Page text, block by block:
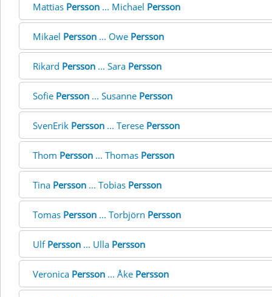
Mattias Persson ... Michael Persson
Mikael Persson ... Owe Persson
Rikard Persson ... Sara Persson
Sofie Persson ... Susanne Persson
SvenErik Persson ... Terese Persson
Thom Persson ... Thomas Persson
Tina Persson ... Tobias Persson
Tomas Persson ... Torbjörn Persson
Ulf Persson ... Ulla Persson
Veronica Persson ... Åke Persson